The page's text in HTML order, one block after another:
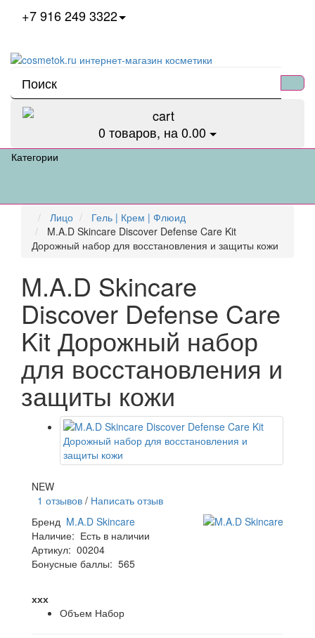
+7 916 249 3322
0товаров, на 0.00
Категории
Лицо
Гель | Крем | Флюид
M.A.D Skincare Discover Defense Care Kit
Дорожный набор для восстановления и защиты кожи
M.A.D Skincare
Discover Defense Care
Kit Дорожный набор
для восстановления и
защиты кожи
NEW
1 отзывов / Написать отзыв
Бренд M.A.D Skincare
Наличие: Есть в наличии
Артикул: 00204
Бонусные баллы: 565
ххх
Объем Набор